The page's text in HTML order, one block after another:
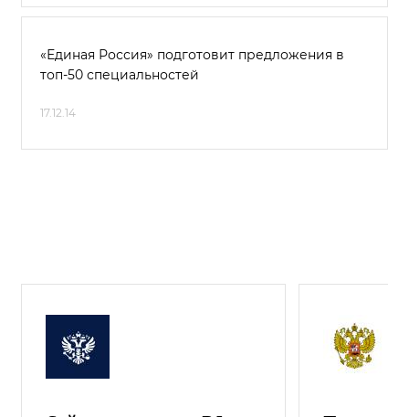
«Единая Россия» подготовит предложения в
топ-50 специальностей
17.12.14